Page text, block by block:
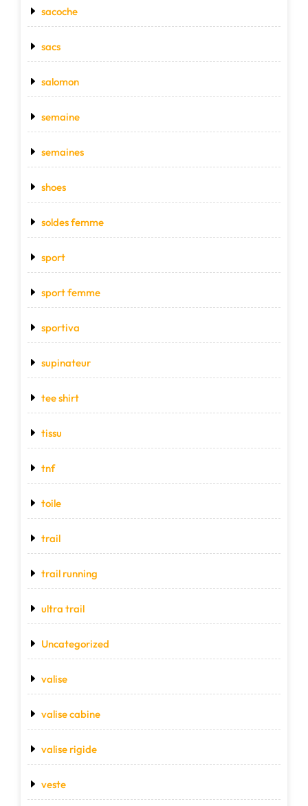
sacoche
sacs
salomon
semaine
semaines
shoes
soldes femme
sport
sport femme
sportiva
supinateur
tee shirt
tissu
tnf
toile
trail
trail running
ultra trail
Uncategorized
valise
valise cabine
valise rigide
veste